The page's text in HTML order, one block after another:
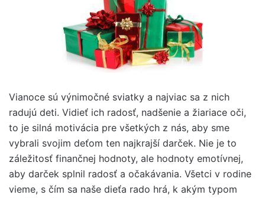
Vianoce sú výnimočné sviatky a najviac sa z nich
radujú deti. Vidieť ich radosť, nadšenie a žiariace oči,
to je silná motivácia pre všetkých z nás, aby sme
vybrali svojim deťom ten najkrajší darček. Nie je to
záležitosť finančnej hodnoty, ale hodnoty emotívnej,
aby darček splnil radosť a očakávania. Všetci v rodine
vieme, s čím sa naše dieťa rado hrá, k akým typom